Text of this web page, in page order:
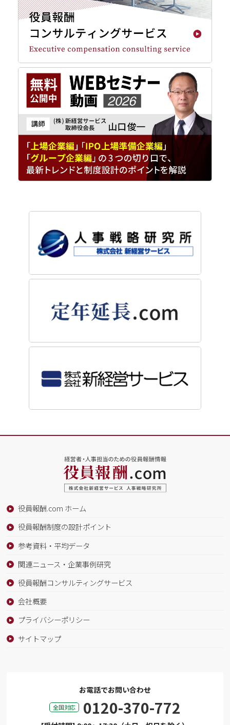
役員報酬.com ホーム
役員報酬制度の設計ポイント
参考資料・平均データ
関連ニュース・企業事例研究
役員報酬コンサルティングサービス
会社概要
プライバシーポリシー
サイトマップ
お電話でお問い合わせ
全国対応 0120-370-772